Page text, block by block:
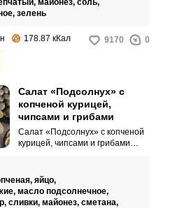
майонез, соль,
зелень
178.87 кКал 9170 0
Салат «Подсолнух» с
копченой курицей,
чипсами и грибами
Салат «Подсолнух» с копченой
курицей, чипсами и грибами
просто и все ингредиенты
выкладываются слоями.
яйцо,
масло подсолнечное,
сливки, майонез, сметана,